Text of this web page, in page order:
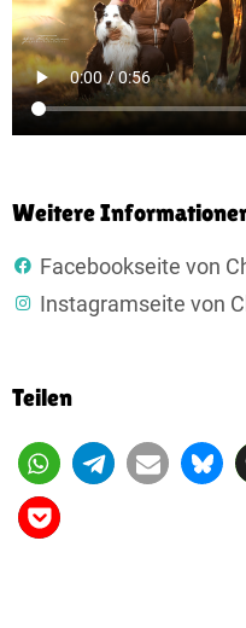
Weitere
Facebookseite von
Instagramseite von
Teilen